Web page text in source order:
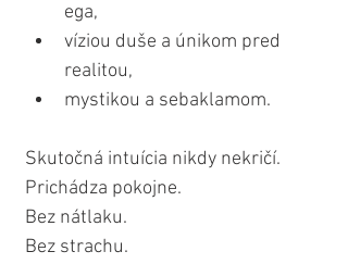
ega,
víziou duše a únikom pred
realitou,
mystikou a sebaklamom.
Skutočná intuícia nikdy nekričí.
Prichádza pokojne.
Bez nátlaku.
Bez strachu.